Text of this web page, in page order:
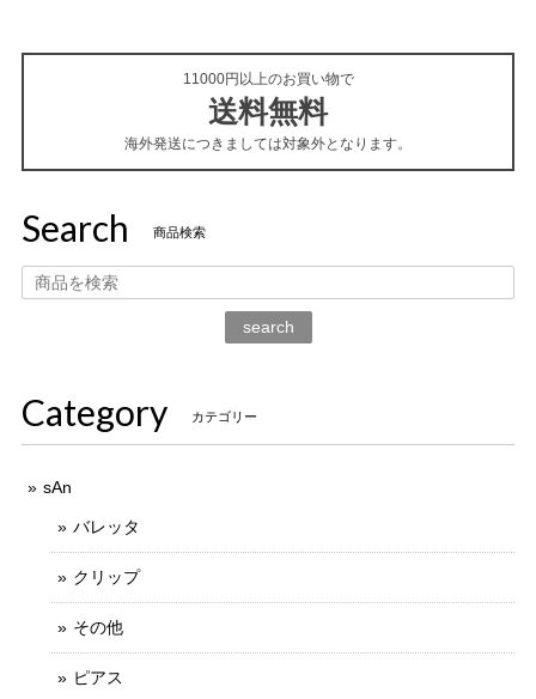
11000円以上のお買い物で
送料無料
海外発送につきましては対象外となります。
Search 商品検索
search
Category カテゴリー
sAn
バレッタ
クリップ
その他
ピアス